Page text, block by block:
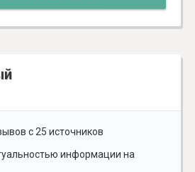
с 25 источников
информации на